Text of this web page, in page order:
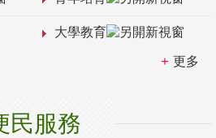
大學教育
更多
民服務